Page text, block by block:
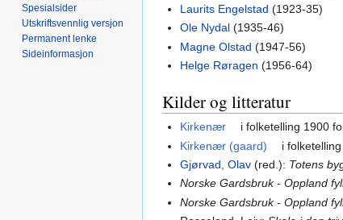
Laurits Engelstad (1923-35)
Ole Nydal (1935-46)
Magne Olstad (1947-56)
Helge Røragen (1956-64)
Kilder og litteratur
Kirkenær i folketelling 1900
Kirkenær (gaard)
i
Gjørvad, Olav (red.): Totens
Norske Gardsbruk - Oppland
Norske Gardsbruk - Oppland
Spesialsider
Utskriftsvennlig versjon
Permanent lenke
Sideinformasjon